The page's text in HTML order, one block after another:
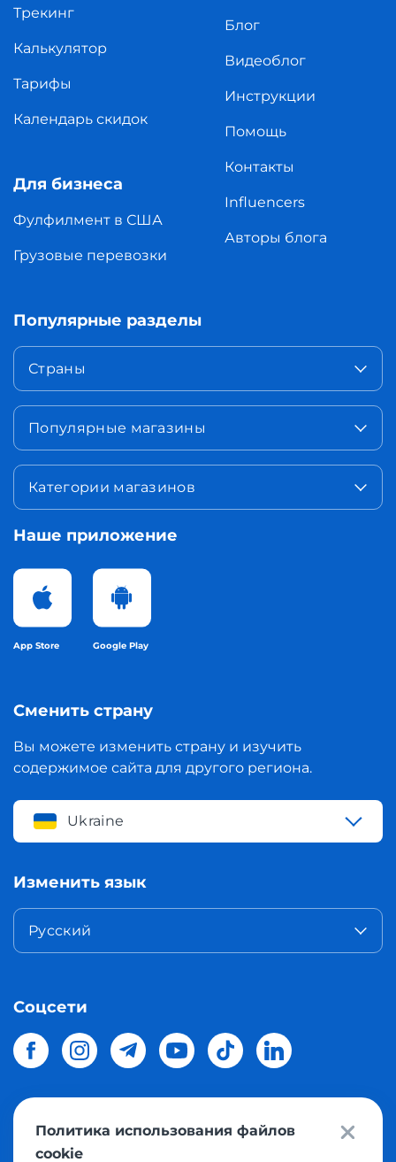
Трекинг
Калькулятор
Тарифы
Календарь скидок
Для бизнеса
Фулфилмент в США
Грузовые перевозки
Блог
Видеоблог
Инструкции
Помощь
Контакты
Influencers
Авторы блога
Популярные разделы
Страны
Популярные магазины
Категории магазинов
Наше приложение
App Store Google Play
Сменить страну
Вы можете изменить страну и изучить
содержимое сайта для другого региона.
Ukraine
Изменить язык
Русский
Соцсети
© 2026 Meest Shoppingдоставка покупок с интернет
Политика использования файлов
cookie